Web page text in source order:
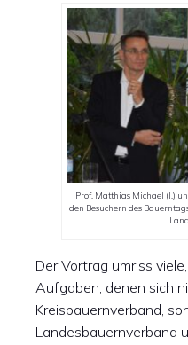
Prof. Matthias Michael (l.)
den Besuchern des
Der Vortrag umriss
Aufgaben, denen sich
Kreisbauernverband,
Landesbauernverband